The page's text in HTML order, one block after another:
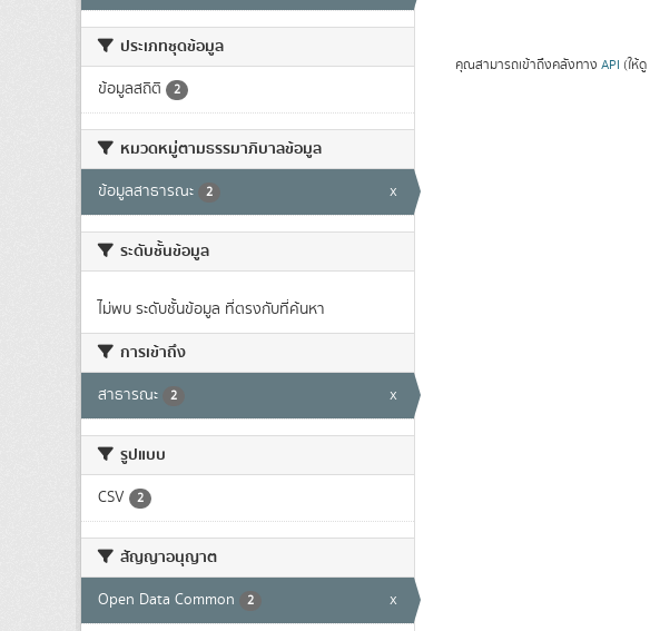
ประเภทชุดข้อมูล
ข้อมูลสถิติ 2
หมวดหมู่ตามธรรมาภิบาลข้อมูล
ข้อมูลสาธารณะ 2 x
ระดับชั้นข้อมูล
ไม่พบ ระดับชั้นข้อมูล ที่ตรงกับที่ค้นหา
การเข้าถึง
สาธารณะ 2 x
รูปแบบ
CSV 2
สัญญาอนุญาต
Open Data Common 2 x
คุณสามารถเข้าถึงคลังทาง API (ให้ดู